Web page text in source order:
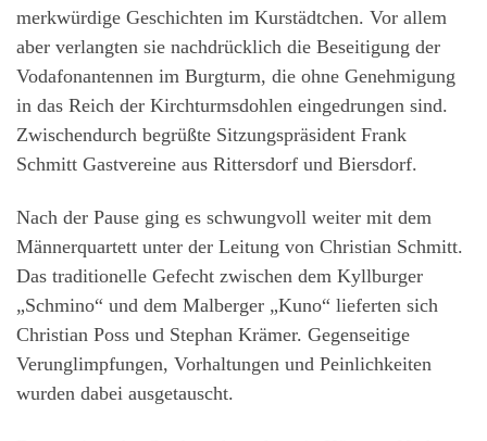
merkwürdige Geschichten im Kurstädtchen. Vor allem
aber verlangten sie nachdrücklich die Beseitigung der
Vodafonantennen im Burgturm, die ohne Genehmigung
in das Reich der Kirchturmsdohlen eingedrungen sind.
Zwischendurch begrüßte Sitzungspräsident Frank
Schmitt Gastvereine aus Rittersdorf und Biersdorf.
Nach der Pause ging es schwungvoll weiter mit dem
Männerquartett unter der Leitung von Christian Schmitt.
Das traditionelle Gefecht zwischen dem Kyllburger
„Schmino“ und dem Malberger „Kuno“ lieferten sich
Christian Poss und Stephan Krämer. Gegenseitige
Verunglimpfungen, Vorhaltungen und Peinlichkeiten
wurden dabei ausgetauscht.